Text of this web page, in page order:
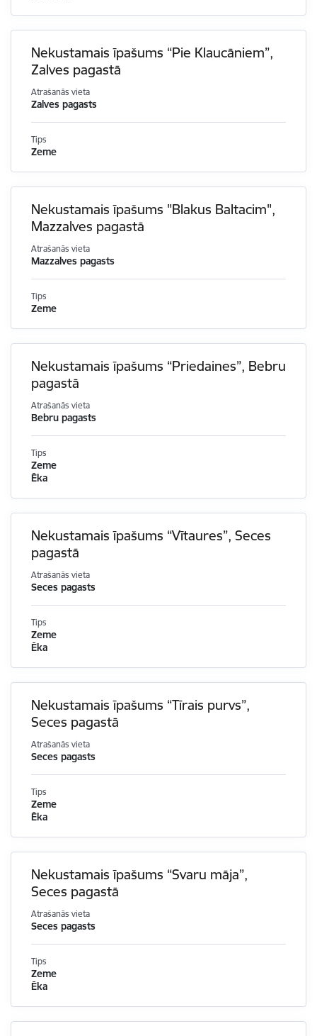
Nekustamais īpašums “Pie Klaucāniem”,
Zalves pagastā
Atrašanās vieta
Zalves pagasts
Tips
Zeme
Nekustamais īpašums "Blakus Baltacim",
Mazzalves pagastā
Atrašanās vieta
Mazzalves pagasts
Tips
Zeme
Nekustamais īpašums “Priedaines”, Bebru
pagastā
Atrašanās vieta
Bebru pagasts
Tips
Zeme
Ēka
Nekustamais īpašums “Vītaures”, Seces
pagastā
Atrašanās vieta
Seces pagasts
Tips
Zeme
Ēka
Nekustamais īpašums “Tīrais purvs”,
Seces pagastā
Atrašanās vieta
Seces pagasts
Tips
Zeme
Ēka
Nekustamais īpašums “Svaru māja”,
Seces pagastā
Atrašanās vieta
Seces pagasts
Tips
Zeme
Ēka